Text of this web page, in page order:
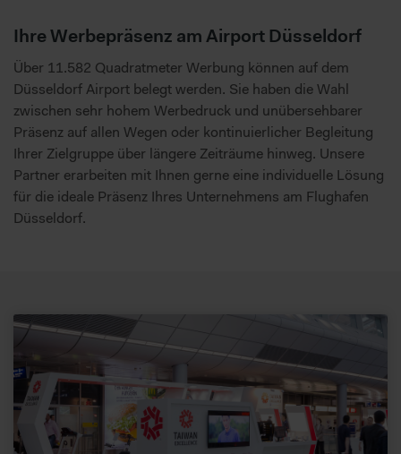
Ihre Werbepräsenz am Airport Düsseldorf
Über 11.582 Quadratmeter Werbung können auf dem
Düsseldorf Airport belegt werden. Sie haben die Wahl
zwischen sehr hohem Werbedruck und unübersehbarer
Präsenz auf allen Wegen oder kontinuierlicher Begleitung
Ihrer Zielgruppe über längere Zeiträume hinweg. Unsere
Partner erarbeiten mit Ihnen gerne eine individuelle Lösung
für die ideale Präsenz Ihres Unternehmens am Flughafen
Düsseldorf.